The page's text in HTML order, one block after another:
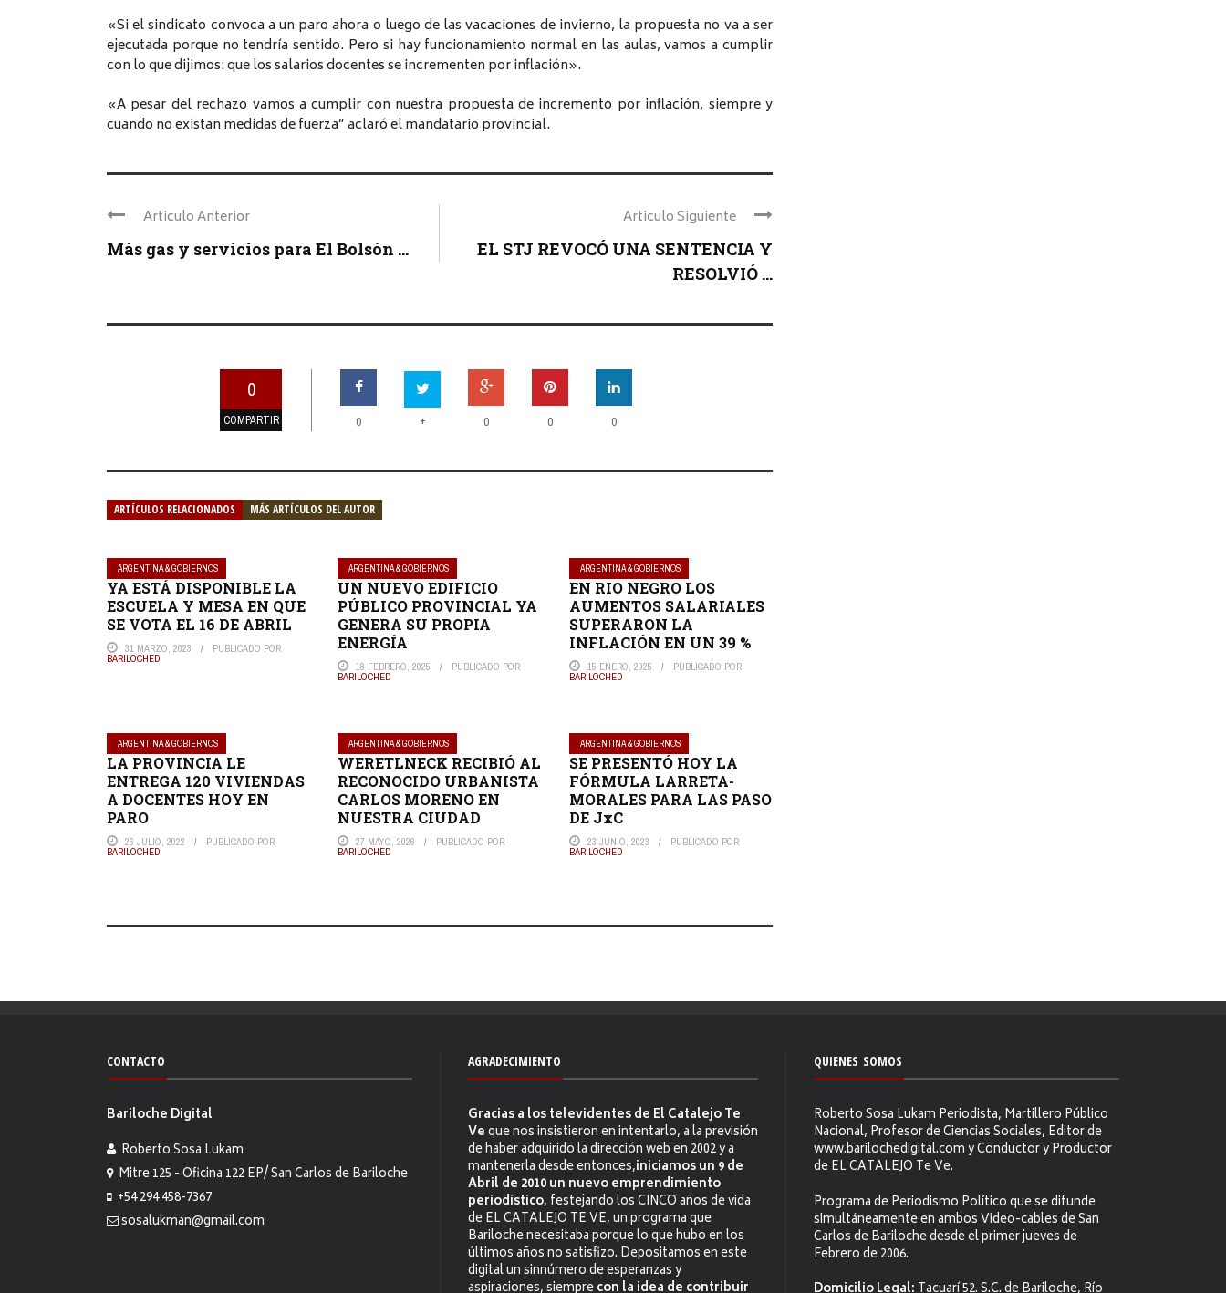
«Si el sindicato convoca a un paro ahora o luego de las vacaciones de invierno, la propuesta no va a ser
ejecutada porque no tendría sentido. Pero si hay funcionamiento normal en las aulas, vamos a cumplir
con lo que dijimos: que los salarios docentes se incrementen por inflación».
«A pesar del rechazo vamos a cumplir con nuestra propuesta de incremento por inflación, siempre y
cuando no existan medidas de fuerza” aclaró el mandatario provincial.
Articulo Anterior
Más gas y servicios para El Bolsón ...
Articulo Siguiente
EL STJ REVOCÓ UNA SENTENCIA Y
RESOLVIÓ ...
0
COMPARTIR 0 + 0 0 0
ARTÍCULOS RELACIONADOS MÁS ARTÍCULOS DEL AUTOR
ARGENTINA & GOBIERNOS
YA ESTÁ DISPONIBLE LA
ESCUELA Y MESA EN QUE
SE VOTA EL 16 DE ABRIL
31 MARZO, 2023 PUBLICADO POR
BARILOCHED
ARGENTINA & GOBIERNOS
UN NUEVO EDIFICIO
PÚBLICO PROVINCIAL YA
GENERA SU PROPIA
ENERGÍA
18 FEBRERO, 2025 PUBLICADO POR
BARILOCHED
ARGENTINA & GOBIERNOS
EN RIO NEGRO LOS
AUMENTOS SALARIALES
SUPERARON LA
INFLACIÓN EN UN 39 %
15 ENERO, 2025 PUBLICADO POR
BARILOCHED
ARGENTINA & GOBIERNOS
LA PROVINCIA LE
ENTREGA 120 VIVIENDAS
A DOCENTES HOY EN
PARO
26 JULIO, 2022 PUBLICADO POR
BARILOCHED
ARGENTINA & GOBIERNOS
WERETLNECK RECIBIÓ AL
RECONOCIDO URBANISTA
CARLOS MORENO EN
NUESTRA CIUDAD
27 MAYO, 2026 PUBLICADO POR
BARILOCHED
ARGENTINA & GOBIERNOS
SE PRESENTÓ HOY LA
FÓRMULA LARRETA-
MORALES PARA LAS PASO
DE JxC
23 JUNIO, 2023 PUBLICADO POR
BARILOCHED
CONTACTO
Bariloche Digital
Roberto Sosa Lukam
Mitre 125 - Oficina 122 EP/ San Carlos de Bariloche
+54 294 458-7367
sosalukman@gmail.com
AGRADECIMIENTO
Gracias a los televidentes de El Catalejo Te
Veque nos insistieron en intentarlo, a la previsión
de haber adquirido la dirección web en 2002 y a
mantenerla desde entonces,iniciamos un 9 de
Abril de 2010 un nuevo emprendimiento
periodístico, festejando los CINCO años de vida
de EL CATALEJO TE VE, un programa que
Bariloche necesitaba porque lo que hubo en los
últimos años no satisfizo. Depositamos en este
digital un sinnúmero de esperanzas y
QUIENES SOMOS
Roberto Sosa Lukam Periodista, Martillero Público
Nacional, Profesor de Ciencias Sociales, Editor de
www.barilochedigital.com y Conductor y Productor
de EL CATALEJO Te Ve.
Programa de Periodismo Político que se difunde
simultáneamente en ambos Video-cables de San
Carlos de Bariloche desde el primer jueves de
Febrero de 2006.